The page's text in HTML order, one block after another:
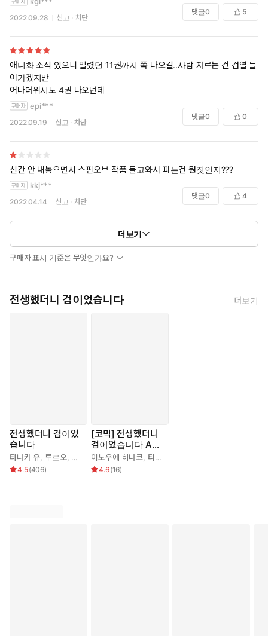
2022.09.28 신고 차단
댓글0 5
애니화 소식 있으니 밀렸던 11권까지 쭉 나오길..사람 자르는 건 검열 들
어가겠지만
어나더위시도 4권 나오던데
epi***
2022.09.19 신고 차단
댓글0 0
신간 안 내놓으면서 스핀오브 작품 들고와서 파는건 뭔짓인지???
kkj***
2022.04.14 신고 차단
댓글0 4
더보기
구매자 표시 기준은 무엇인가요?
전생했더니 검이었습니다 더보기
전생했더니 검이었
습니다
타나카 유,루로오, 타나카 유,신동민
4.5(406)
[코믹] 전생했더니
검이었습니다 Anot
her Wish
이노우에 히나코, 타나카 유
4.6(16)